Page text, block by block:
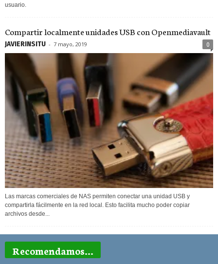
usuario.
Compartir localmente unidades USB con Openmediavault
JAVIERINSITU - 7 mayo, 2019 0
Las marcas comerciales de NAS permiten conectar una unidad USB y
compartirla fácilmente en la red local. Esto facilita mucho poder copiar
archivos desde...
Recomendamos...